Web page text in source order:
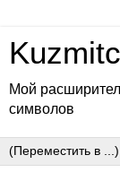
Мой
символов